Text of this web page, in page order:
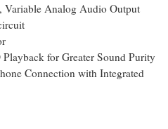
Analog Audio Output
for Greater Sound Purity
Connection with Integrated